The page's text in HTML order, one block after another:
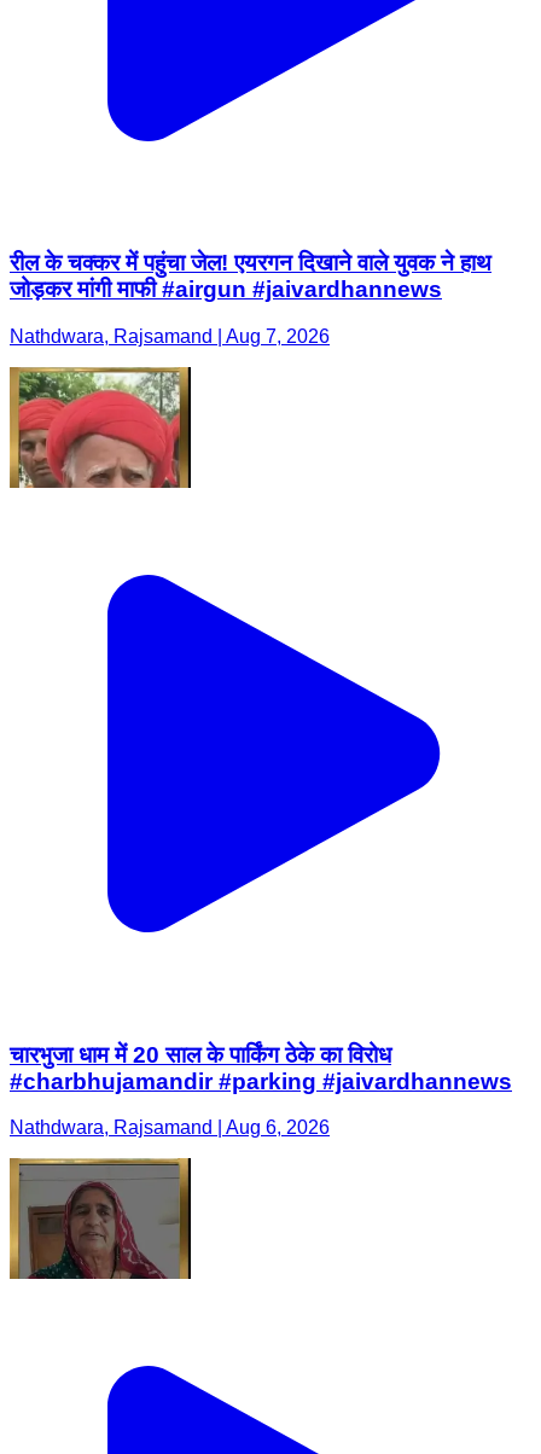
रील के चक्कर में पहुंचा जेल! एयरगन दिखाने वाले युवक ने हाथ
जोड़कर मांगी माफी #airgun #jaivardhannews
Nathdwara, Rajsamand | Aug 7, 2026
चारभुजा धाम में 20 साल के पार्किंग ठेके का विरोध
#charbhujamandir #parking #jaivardhannews
Nathdwara, Rajsamand | Aug 6, 2026